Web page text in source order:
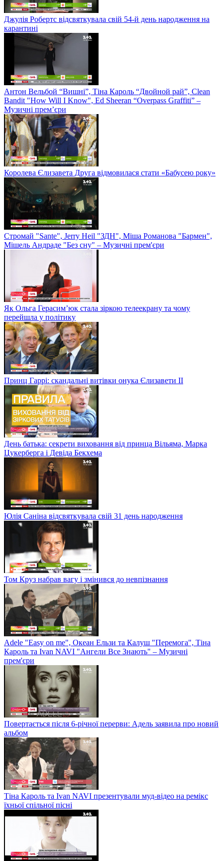
Джулія Робертс відсвяткувала свій 54-й день народження на
карантині
Антон Вельбой “Вишні”, Тіна Кароль “Двойной рай”, Clean
Bandit "How Will I Know", Ed Sheeran “Overpass Graffiti” –
Музичні прем’єри
Королева Єлизавета Друга відмовилася стати «Бабусею року»
Стромай "Sante", Jerry Heil "ЗДН", Міша Романова "Бармен",
Мішель Андраде "Без сну" – Музичні прем'єри
Як Ольга Герасим’юк стала зіркою телеекрану та чому
перейшла у політику
Принц Гаррі: скандальні витівки онука Єлизавети II
День батька: секрети виховання від принца Вільяма, Марка
Цукерберга і Девіда Бекхема
Юлія Саніна відсвяткувала свій 31 день народження
Том Круз набрав вагу і змінився до невпізнання
Adele "Easy on me", Океан Ельзи та Калуш "Перемога", Тіна
Кароль та Ivan NAVI "Ангели Все Знають" – Музичні
прем'єри
Повертається після 6-річної перерви: Адель заявила про новий
альбом
Тіна Кароль та Ivan NAVI презентували муд-відео на ремікс
їхньої спільної пісні